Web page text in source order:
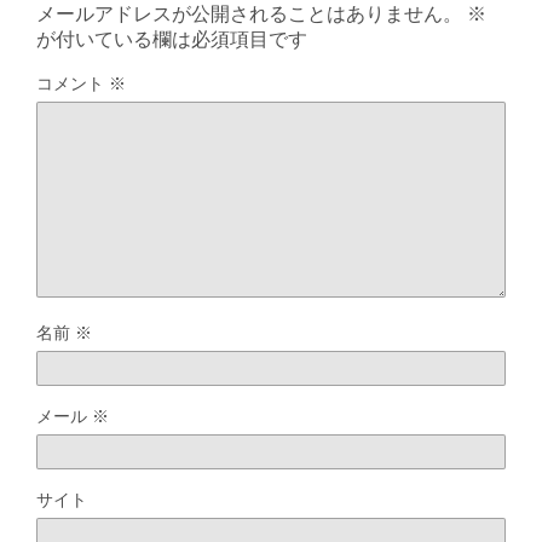
メールアドレスが公開されることはありません。
※
が付いている欄は必須項目です
コメント ※
名前 ※
メール ※
サイト